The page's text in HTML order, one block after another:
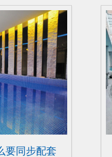
要同步配套